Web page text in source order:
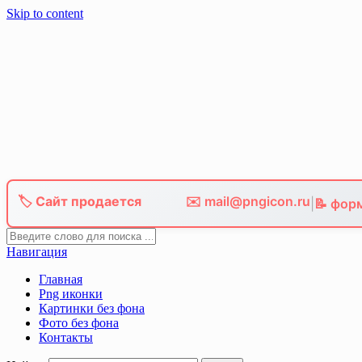
Skip to content
🏷️ Сайт продается ✉️ mail@pngicon.ru 📝
Навигация
Главная
Png иконки
Картинки без фона
Фото без фона
Контакты